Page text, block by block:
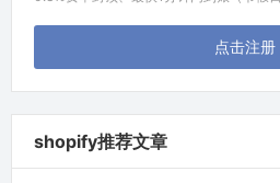
点击注册
shopify推荐文章